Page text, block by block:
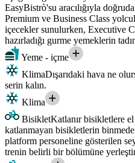
EasyBistrò'su aracılığıyla
Premium ve Business Class
içecekler sunulurken, Executive
hazırladığı gurme yemeklerin
Yeme - içme
KlimaDışarıdaki hava ne
serin kalın.
Klima
BisikletKatlanır bisikletlere
katlanmayan bisikletlerin
platform personeline gösterilen
trenin belirli bir bölümüne